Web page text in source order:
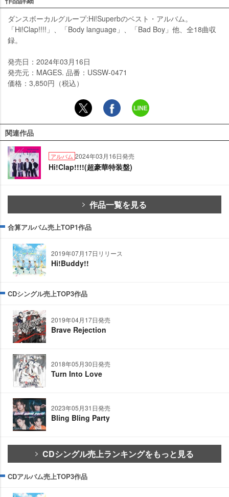
ダンスボーカルグループ:Hi!Superbのベスト・アルバム。
「Hi!Clap!!!!」、「Body language」、「Bad Boy」他、全18曲収
録。
発売日：2024年03月16日
発売元：MAGES. 品番：USSW-0471
価格：3,850円（税込）
関連作品
アルバム 2024年03月16日発売
Hi!Clap!!!!(超豪華特装盤)
作品一覧を見る
合算アルバム売上TOP1作品
2019年07月17日リリース
Hi!Buddy!!
CDシングル売上TOP3作品
2019年04月17日発売
Brave Rejection
2018年05月30日発売
Turn Into Love
2023年05月31日発売
Bling Bling Party
CDシングル売上ランキングをもっと見る
CDアルバム売上TOP3作品